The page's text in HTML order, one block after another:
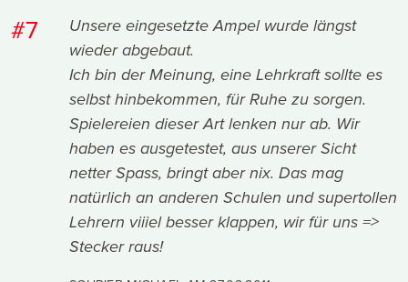
#7
Unsere eingesetzte Ampel wurde längst
wieder abgebaut.
Ich bin der Meinung, eine Lehrkraft sollte es
selbst hinbekommen, für Ruhe zu sorgen.
Spielereien dieser Art lenken nur ab. Wir
haben es ausgetestet, aus unserer Sicht
netter Spass, bringt aber nix. Das mag
natürlich an anderen Schulen und supertollen
Lehrern viiiel besser klappen, wir für uns =>
Stecker raus!